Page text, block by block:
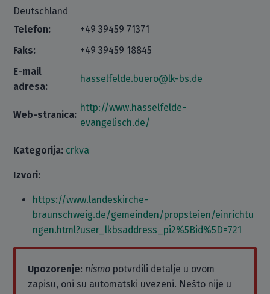
Deutschland
Telefon:
+49 39459 71371
Faks:
+49 39459 18845
E-mail
adresa:
hasselfelde.buero@lk-bs.de
Web-stranica:
http://www.hasselfelde-
evangelisch.de/
Kategorija: crkva
Izvori:
https://www.landeskirche-
braunschweig.de/gemeinden/propsteien/einrichtu
ngen.html?user_lkbsaddress_pi2%5Bid%5D=721
Upozorenje: nismo potvrdili detalje u ovom
zapisu, oni su automatski uvezeni. Nešto nije u